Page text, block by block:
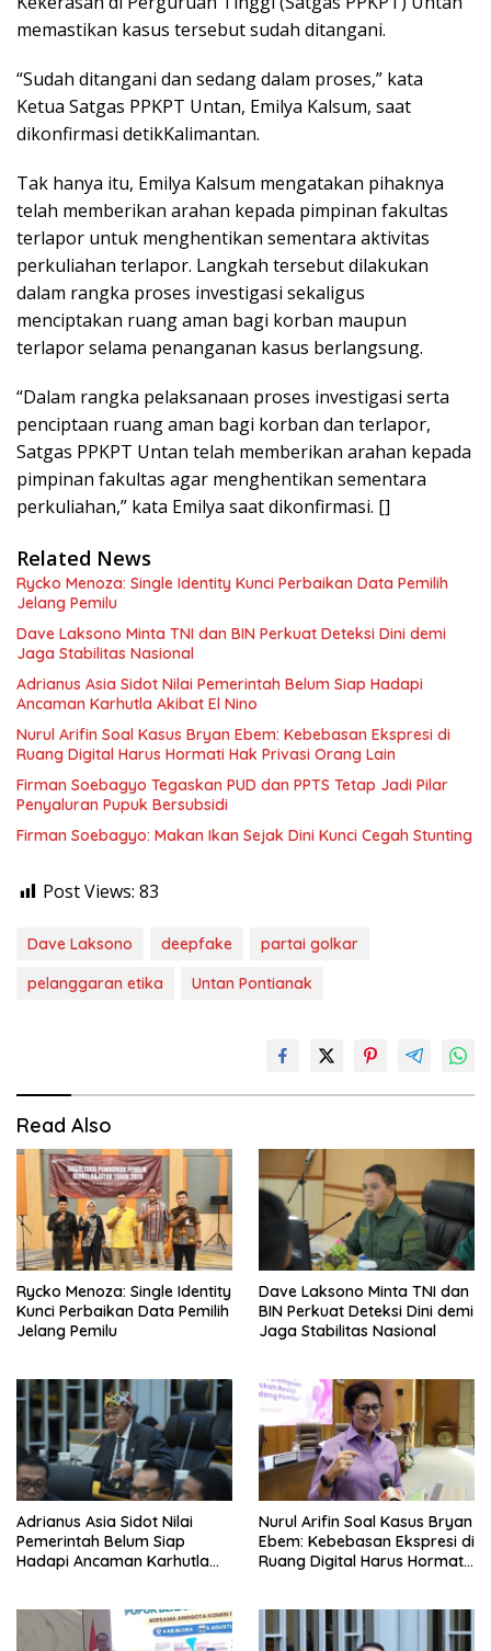
memastikan kasus tersebut sudah ditangani.
“Sudah ditangani dan sedang dalam proses,” kata
Ketua Satgas PPKPT Untan, Emilya Kalsum, saat
dikonfirmasi detikKalimantan.
Tak hanya itu, Emilya Kalsum mengatakan pihaknya
telah memberikan arahan kepada pimpinan fakultas
terlapor untuk menghentikan sementara aktivitas
perkuliahan terlapor. Langkah tersebut dilakukan
dalam rangka proses investigasi sekaligus
menciptakan ruang aman bagi korban maupun
terlapor selama penanganan kasus berlangsung.
“Dalam rangka pelaksanaan proses investigasi serta
penciptaan ruang aman bagi korban dan terlapor,
Satgas PPKPT Untan telah memberikan arahan kepada
pimpinan fakultas agar menghentikan sementara
perkuliahan,” kata Emilya saat dikonfirmasi. []
Related News
Rycko Menoza: Single Identity Kunci Perbaikan Data Pemilih
Jelang Pemilu
Dave Laksono Minta TNI dan BIN Perkuat Deteksi Dini demi
Jaga Stabilitas Nasional
Adrianus Asia Sidot Nilai Pemerintah Belum Siap Hadapi
Ancaman Karhutla Akibat El Nino
Nurul Arifin Soal Kasus Bryan Ebem: Kebebasan Ekspresi di
Ruang Digital Harus Hormati Hak Privasi Orang Lain
Firman Soebagyo Tegaskan PUD dan PPTS Tetap Jadi Pilar
Penyaluran Pupuk Bersubsidi
Firman Soebagyo: Makan Ikan Sejak Dini Kunci Cegah Stunting
Post Views: 83
Dave Laksono deepfake
partai golkar
pelanggaran etika
Untan Pontianak
Read Also
Rycko Menoza: Single Identity
Kunci Perbaikan Data Pemilih
Jelang Pemilu
Dave Laksono Minta TNI dan
BIN Perkuat Deteksi Dini demi
Jaga Stabilitas Nasional
Adrianus Asia Sidot Nilai
Pemerintah Belum Siap
Hadapi Ancaman Karhutla
Nurul Arifin Soal Kasus Bryan
Ebem: Kebebasan Ekspresi di
Ruang Digital Harus Hormati